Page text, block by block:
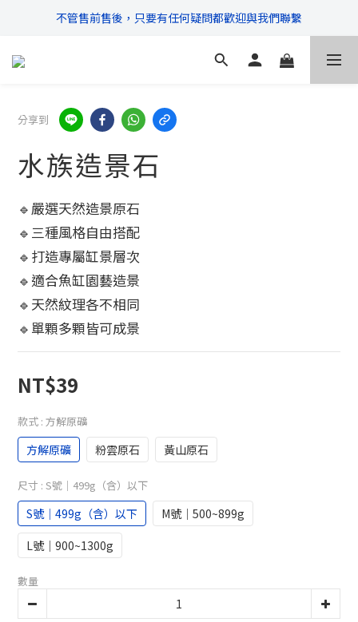
\ 超商滿$399免運!宅配滿$666免運 /
不管售前售後，只要有任何疑問都歡迎與我們聯繫
\ 超商滿$399免運!宅配滿$666免運 /
分享到
水族造景石
🔹嚴選天然造景原石
🔹三種風格自由搭配
🔹打造專屬缸景層次
🔹適合魚缸園藝造景
🔹天然紋理各不相同
🔹單顆多顆皆可成景
NT$39
款式 : 方解原礦
方解原礦 粉雲原石 黃山原石
尺寸 : S號｜499g（含）以下
S號｜499g（含）以下
M號｜500~899g
L號｜900~1300g
數量